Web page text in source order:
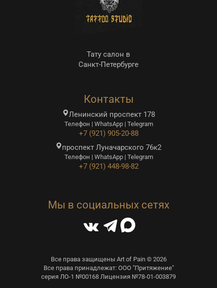
Тату салон в
Санкт-Петербурге
Контакты
Ленинский проспект 178
Телефон | WhatsApp | Telegram
+7 (921) 905-20-88
проспект Луначарского 76к2
Телефон | WhatsApp | Telegram
+7 (921) 448-98-82
Мы в социальных сетях
Все права защищены Art of Pain © 2026
Все права принадлежат: ООО "Притяжение"
серия ЛО-1 №00168 Лицензия №78-01-003879